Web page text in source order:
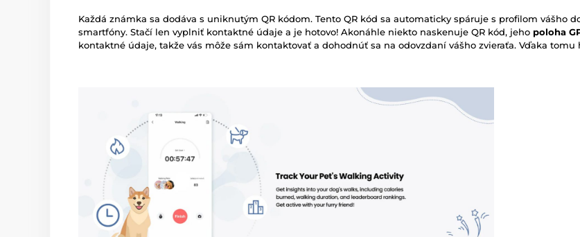
Každá známka sa dodáva s uniknutým QR kódom. Tento QR kód sa automaticky spáruje s profilom vášho
smartfóny. Stačí len vyplniť kontaktné údaje a je hotovo! Akonáhle niekto naskenuje QR kód, jeho poloha
kontaktné údaje, takže vás môže sám kontaktovať a dohodnúť sa na odovzdaní vášho zvieraťa. Vďaka